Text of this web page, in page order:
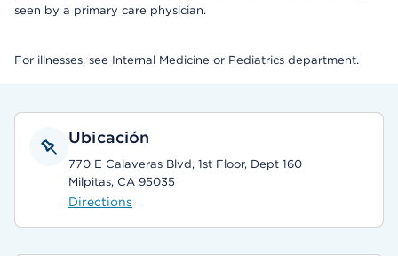
seen by a primary care physician.
For illnesses, see Internal Medicine or Pediatrics department.
Ubicación
770 E Calaveras Blvd, 1st Floor, Dept 160
Milpitas, CA 95035
Directions